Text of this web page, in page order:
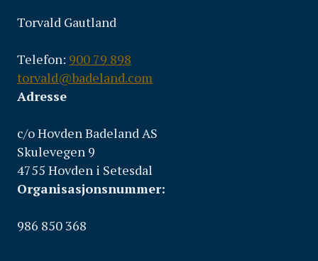
Torvald Gautland
Telefon: 900 79 898
torvald@badeland.com
Adresse
c/o Hovden Badeland AS
Skulevegen 9
4755 Hovden i Setesdal
Organisasjonsnummer:
986 850 368